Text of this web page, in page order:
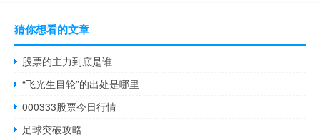
猜你想看的文章
股票的主力到底是谁
“飞光生目轮”的出处是哪里
000333股票今日行情
足球突破攻略